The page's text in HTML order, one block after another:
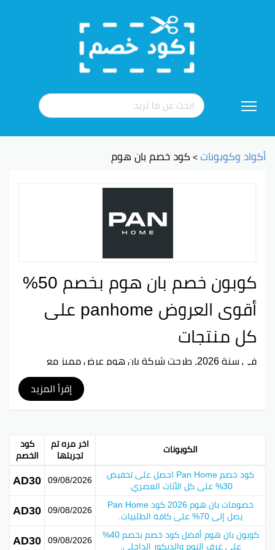
إلى
أكواد وكوبونات>كود خصم بان هوم
إقرأ المزيد
كوبون خصم بان هوم بخصم 50%
أقوى العروض panhome على
كل منتجات
في سنة 2026، طرحت شركة بان هوم عرض مميز مع
خصومات توصل لـ 50% على مجموعة كبيرة من ديكورات
البيت الفاخرة. هذا العرض فعلاً قوي ويساعد الناس يعيدوا
تجديد بيوتهم بطريقة ممتعة وبأسعار معقولة.
تضيف لمسة حلوة لمنازلهم. تشتمل مجموعات بان هوم
على تشكيلة واسعة من الأثاث، الإكسسوارات، والديكورات
مميزات كوبون بان هوم:
الميزة
نسبة الخصم
توصل لـ 50% على منتجات مختارة
الكوبونات اخر مره تم
تجربتها
كود
الخصم
كود خصم Pan Home احصل على تخفيض
30% على كل الأثاث العصري. 09/08/2026
AD30
خصومات بان هوم 2026 كود Pan Home
يصل إلى 70% على كافة الطلبيات. 09/08/2026
AD30
كوبون بان هوم أفضل كود خصم بخصم 40%
على غرف النوم والديكور الداخلي. 09/08/2026
AD30